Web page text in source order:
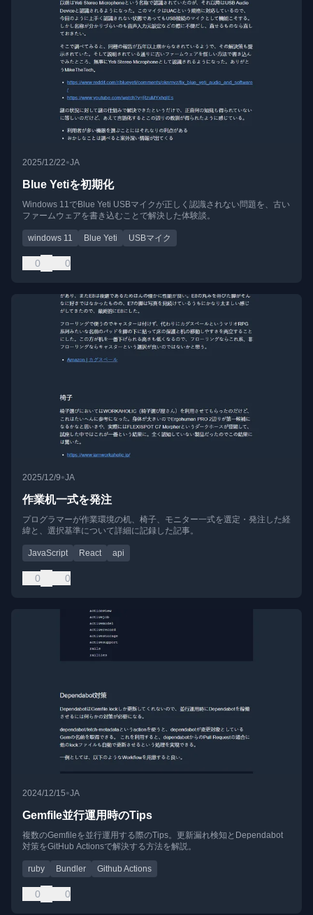
2025/12/22•JA
Blue Yetiを初期化
Windows 11でBlue Yeti USBマイクが正しく認識されない問題を、古い
ファームウェアを書き込むことで解決した体験談。
windows 11 Blue Yeti USBマイク
0 0
2025/12/9•JA
作業机一式を発注
プログラマーが作業環境の机、椅子、モニター一式を選定・発注した経
緯と、選択基準について詳細に記録した記事。
JavaScript React api
0 0
2024/12/15•JA
Gemfile並行運用時のTips
複数のGemfileを並行運用する際のTips。更新漏れ検知とDependabot
対策をGitHub Actionsで解決する方法を解説。
ruby Bundler Github Actions
0 0